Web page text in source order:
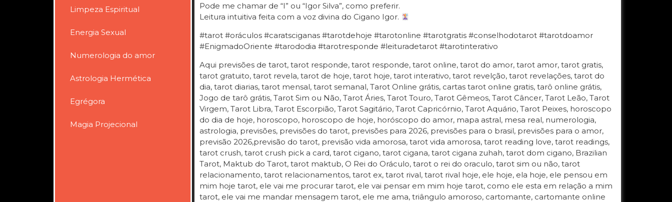
Limpeza Espiritual
Energia Sexual
Numerologia do amor
Astrologia Hermética
Egrégora
Magia Projecional
Pode me chamar de “I” ou “Igor Silva”, como preferir.
Leitura intuitiva feita com a voz divina do Cigano Igor.
#tarot #oráculos #caratsciganas #tarotdehoje #tarotonline #tarotgratis #conselhodotarot #tarotdoamor
#EnigmadoOriente #tarododia #tarotresponde #leituradetarot #tarotinterativo
Aqui previsões de tarot, tarot responde, tarot responde, tarot online, tarot do amor, tarot amor, tarot gratis,
tarot gratuito, tarot revela, tarot de hoje, tarot hoje, tarot interativo, tarot revelção, tarot revelações, tarot do
dia, tarot diarias, tarot mensal, tarot semanal, Tarot Online grátis, cartas tarot online gratis, tarô online grátis,
Jogo de tarô grátis, Tarot Sim ou Não, Tarot Áries, Tarot Touro, Tarot Gêmeos, Tarot Câncer, Tarot Leão, Tarot
Virgem, Tarot Libra, Tarot Escorpião, Tarot Sagitário, Tarot Capricórnio, Tarot Aquário, Tarot Peixes, horoscopo
do dia de hoje, horoscopo, horoscopo de hoje, horóscopo do amor, mapa astral, mesa real, numerologia,
astrologia, previsões, previsões do tarot, previsões para 2026, previsões para o brasil, previsões para o amor,
previsão 2026,previsão do tarot, previsão vida amorosa, tarot vida amorosa, tarot reading love, tarot readings,
tarot crush, tarot crush pick a card, tarot cigano, tarot cigana, tarot cigana zuhah, tarot dom cigano, Brazilian
Tarot, Maktub do Tarot, tarot maktub, O Rei do Oráculo, tarot o rei do oraculo, tarot sim ou não, tarot
relacionamento, tarot relacionamentos, tarot ex, tarot rival, tarot rival hoje, ele hoje, ela hoje, ele pensou em
mim hoje tarot, ele vai me procurar tarot, ele vai pensar em mim hoje tarot, como ele esta em relação a mim
tarot, ele vai me mandar mensagem tarot, ele me ama, triângulo amoroso, cartomante, cartomante online